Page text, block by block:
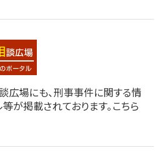
広場にも、刑事事件に関する情
が掲載されております。こちら